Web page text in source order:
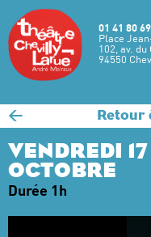
Aller au contenu
01 41 80
Place
102, av. du
94550
< Retour
VENDREDI 17
OCTOBRE
Durée 1h